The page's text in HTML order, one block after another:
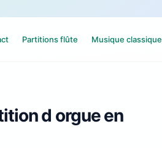
Partitions flûte Musique classique
d orgue en